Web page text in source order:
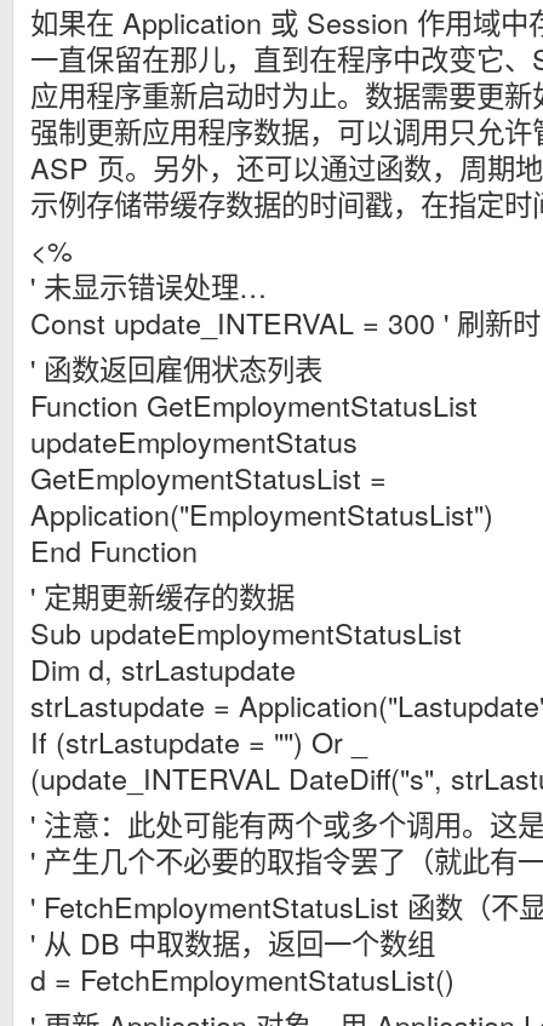
如果在 Application 或 Session 作用域中
一直保留在那儿，直到在程序中改变它
应用程序重新启动时为止。数据需要更
强制更新应用程序数据，可以调用只允
ASP 页。另外，还可以通过函数，周期
示例存储带缓存数据的时间戳，在指定
<%
' 未显示错误处理…
Const update_INTERVAL = 300 ' 刷新
' 函数返回雇佣状态列表
Function GetEmploymentStatusList
updateEmploymentStatus
GetEmploymentStatusList =
Application("EmploymentStatusList")
End Function
' 定期更新缓存的数据
Sub updateEmploymentStatusList
Dim d, strLastupdate
strLastupdate =
If (strLastupdate = "") Or _
(update_INTERVAL DateDiff("s",
' 注意：此处可能有两个或多个调用。这
' 产生几个不必要的取指令罢了（就此有
' FetchEmploymentStatusList 函数（不
' 从 DB 中取数据，返回一个数组
d = FetchEmploymentStatusList()